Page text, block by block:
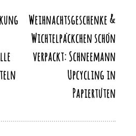
Weihnachtsgeschenke &
Wichtelpäckchen schön
verpackt: Schneemann
Upcycling in
Papiertüten